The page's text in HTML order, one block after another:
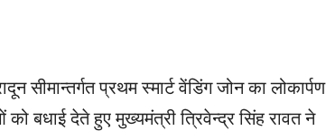
सीमान्तर्गत प्रथम स्मार्ट वेंडिंग जोन का लोकार्पण
बधाई देते हुए मुख्यमंत्री त्रिवेन्द्र सिंह रावत ने